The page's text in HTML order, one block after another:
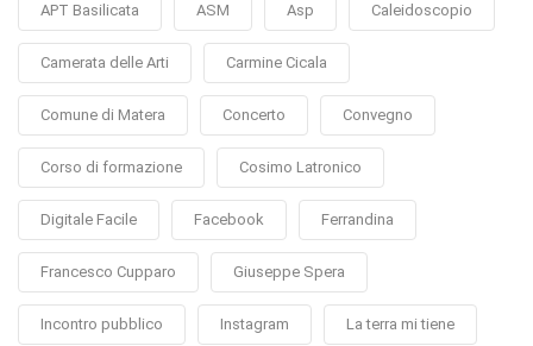
APT Basilicata ASM Asp Caleidoscopio
Camerata delle Arti Carmine Cicala
Comune di Matera Concerto Convegno
Corso di formazione Cosimo Latronico
Digitale Facile Facebook Ferrandina
Francesco Cupparo Giuseppe Spera
Incontro pubblico Instagram La terra mi tiene